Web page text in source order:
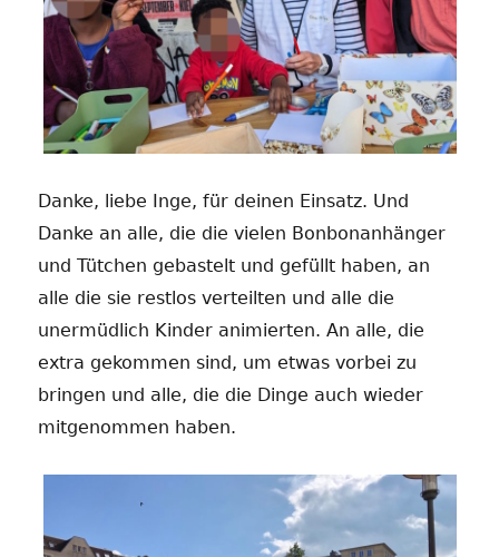
Danke, liebe Inge, für deinen Einsatz. Und
Danke an alle, die die vielen Bonbonanhänger
und Tütchen gebastelt und gefüllt haben, an
alle die sie restlos verteilten und alle die
unermüdlich Kinder animierten. An alle, die
extra gekommen sind, um etwas vorbei zu
bringen und alle, die die Dinge auch wieder
mitgenommen haben.